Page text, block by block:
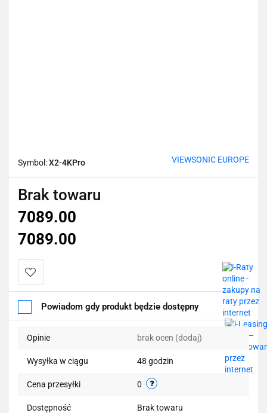
Symbol:X2-4KPro VIEWSONIC EUROPE
Brak towaru
7089.00
7089.00
Do
przechowalni
Powiadom gdy produkt będzie dostępny
Opinie brak ocen (dodaj)
Wysyłka w ciągu 48 godzin
Cena przesyłki 0
Dostępność Brak towaru